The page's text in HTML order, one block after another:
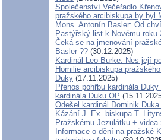
Společenství Večeřadlo
pražského arcibiskupa by byl
Mons. Antonín Basler: Od
Pastýřský list k Novému roku
Čeká se na jmenování
Basler ?? (30.12.2025)
Kardinál Leo Burke: Nes její
Homilie arcibiskupa
Duky (17.11.2025)
Přenos pohřbu kardinála
kardinála Duku OP
Odešel kardinál Dominik
Kázání J. Ex. biskupa T.
Pražskému Jezulátku + videa
Informace o dění na pražské